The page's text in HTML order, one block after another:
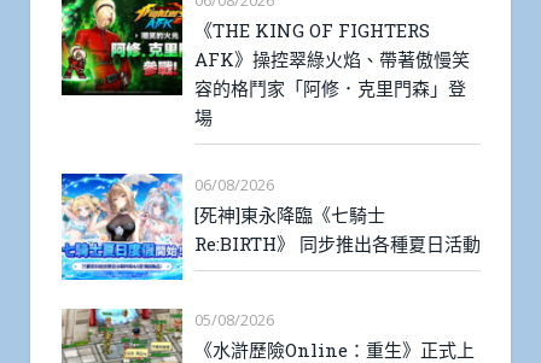
《THE KING OF FIGHTERS
AFK》操控翠綠火焰、帶著傲慢笑
容的格鬥家「阿修．克里門森」登
場
06/08/2026
[死神]東永降臨《七騎士
Re:BIRTH》 同步推出各種夏日活動
05/08/2026
《水滸歷險Online：重生》正式上